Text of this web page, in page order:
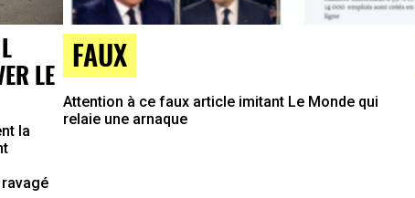
LE
la
FAUX
Attention à ce faux article imitant Le Monde qui
relaie une arnaque